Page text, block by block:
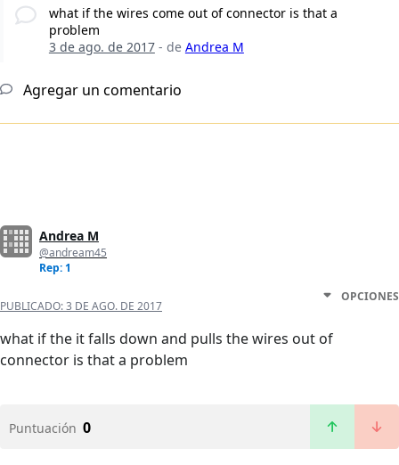
what if the wires come out of connector is that a
problem
3 de ago. de 2017- de Andrea M
Agregar un comentario
Andrea M
@andream45
Rep: 1
PUBLICADO:3 DE AGO. DE 2017
OPCIONES
what if the it falls down and pulls the wires out of
connector is that a problem
Puntuación 0